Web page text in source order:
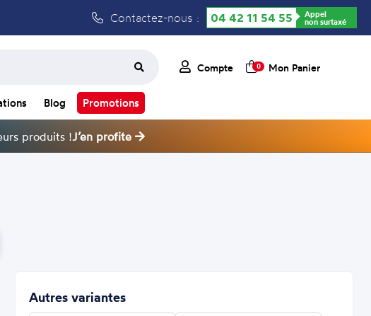
Contactez-nous : 04 42 11 54 55 Appel
non surtaxé
Compte 0 Mon Panier
Blog Promotions
produits !J’en profite
Autres variantes